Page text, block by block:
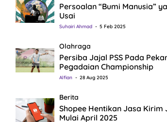
Persoalan “Bumi Manusia”
Usai
Suhairi Ahmad 5 Feb 2025
Olahraga
Persiba Jajal PSS Pada
Pegadaian Championship
Alfian 28 Aug 2025
Berita
Shopee Hentikan Jasa Kirim
Mulai April 2025